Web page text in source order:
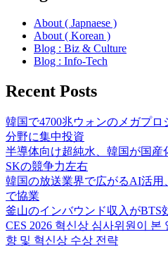
About ( Japnaese )
About ( Korean )
Blog : Biz & Culture
Blog : Info-Tech
Recent Posts
韓国で4700兆ウォンのメガプ
分野に集中投資
半導体向け超純水、韓国が国
SKの競争力左右
韓国の放送業界で広がるAI活用
で協業
釜山のインバウンド収入がBTS
CES 2026 혁신상 심사위원이
향 및 혁신상 수상 전략